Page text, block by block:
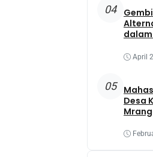
04
April
05
Desa
Obat